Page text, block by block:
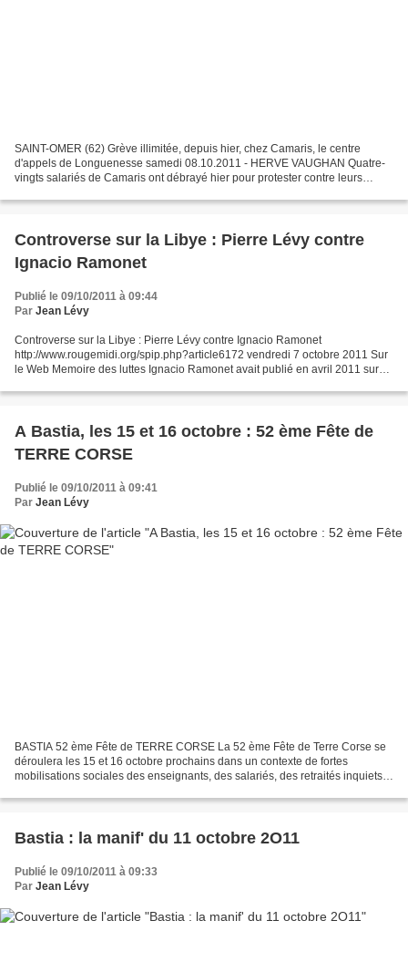
SAINT-OMER (62) Grève illimitée, depuis hier, chez Camaris, le centre
d'appels de Longuenesse samedi 08.10.2011 - HERVE VAUGHAN Quatre-
vingts salariés de Camaris ont débrayé hier pour protester contre leurs
Controverse sur la Libye : Pierre Lévy contre
Ignacio Ramonet
Publié le 09/10/2011 à 09:44
Par Jean Lévy
Controverse sur la Libye : Pierre Lévy contre Ignacio Ramonet
http://www.rougemidi.org/spip.php?article6172 vendredi 7 octobre 2011 Sur
le Web Memoire des luttes Ignacio Ramonet avait publié en avril 2011 sur
A Bastia, les 15 et 16 octobre : 52 ème Fête de
TERRE CORSE
Publié le 09/10/2011 à 09:41
Par Jean Lévy
BASTIA 52 ème Fête de TERRE CORSE La 52 ème Fête de Terre Corse se
déroulera les 15 et 16 octobre prochains dans un contexte de fortes
mobilisations sociales des enseignants, des salariés, des retraités inquiets
Bastia : la manif' du 11 octobre 2O11
Publié le 09/10/2011 à 09:33
Par Jean Lévy